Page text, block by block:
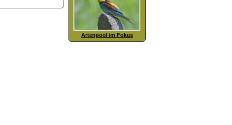
Artenpool im Fokus